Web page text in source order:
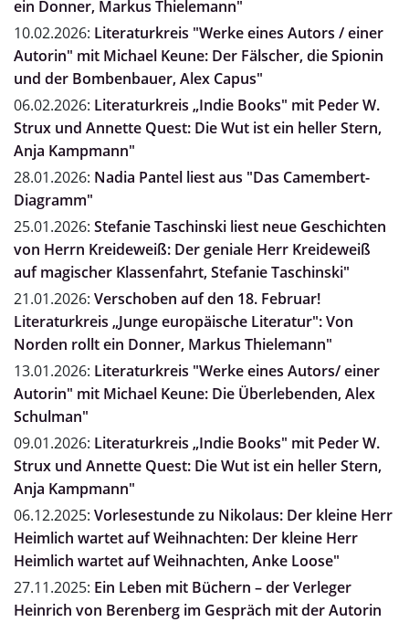
ein Donner, Markus Thielemann"
10.02.2026: Literaturkreis "Werke eines Autors / einer
Autorin" mit Michael Keune: Der Fälscher, die Spionin
und der Bombenbauer, Alex Capus"
06.02.2026: Literaturkreis „Indie Books" mit Peder W.
Strux und Annette Quest: Die Wut ist ein heller Stern,
Anja Kampmann"
28.01.2026: Nadia Pantel liest aus "Das Camembert-
Diagramm"
25.01.2026: Stefanie Taschinski liest neue Geschichten
von Herrn Kreideweiß: Der geniale Herr Kreideweiß
auf magischer Klassenfahrt, Stefanie Taschinski"
21.01.2026: Verschoben auf den 18. Februar!
Literaturkreis „Junge europäische Literatur": Von
Norden rollt ein Donner, Markus Thielemann"
13.01.2026: Literaturkreis "Werke eines Autors/ einer
Autorin" mit Michael Keune: Die Überlebenden, Alex
Schulman"
09.01.2026: Literaturkreis „Indie Books" mit Peder W.
Strux und Annette Quest: Die Wut ist ein heller Stern,
Anja Kampmann"
06.12.2025: Vorlesestunde zu Nikolaus: Der kleine Herr
Heimlich wartet auf Weihnachten: Der kleine Herr
Heimlich wartet auf Weihnachten, Anke Loose"
27.11.2025: Ein Leben mit Büchern – der Verleger
Heinrich von Berenberg im Gespräch mit der Autorin